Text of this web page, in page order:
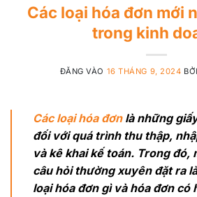
Các loại hóa đơn mới
trong kinh
ĐĂNG VÀO 16 THÁNG 9, 2024 BỞI
Các loại hóa đơnlà những
đối với quá trình thu thập,
và kê khai kế toán. Trong
câu hỏi thường xuyên đặt ra
loại hóa đơn gì và hóa đơn có